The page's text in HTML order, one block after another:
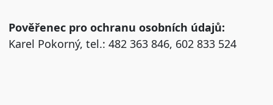
Pověřenec pro ochranu osobních údajů:
Karel Pokorný, tel.: 482 363 846, 602 833 524